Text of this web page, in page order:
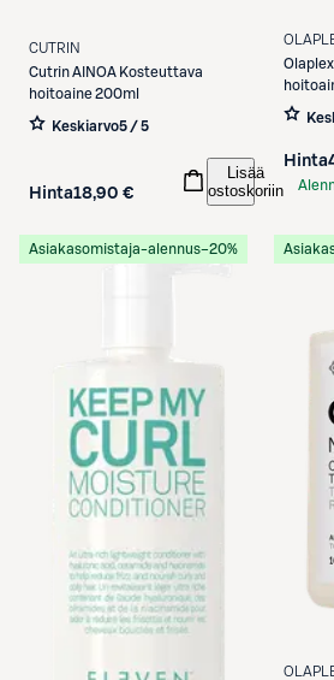
CUTRIN
CutrinAINOA Kosteuttava
hoitoaine 200ml
Keskiarvo5 / 5
Hinta18,90 €
Lisää
ostoskoriin
Olaplex
Hinta
Asiakasomistaja-alennus−20%